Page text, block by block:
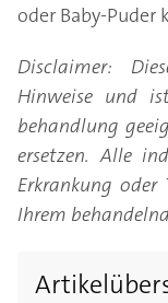
oder Baby-Puder
Disclaimer:
Hinweise und
behandlung
ersetzen. Alle
Erkrankung oder
Ihrem